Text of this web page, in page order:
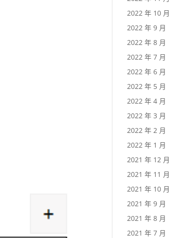
2022 年 10 月
2022 年 9 月
2022 年 8 月
2022 年 7 月
2022 年 6 月
2022 年 5 月
2022 年 4 月
2022 年 3 月
2022 年 2 月
2022 年 1 月
2021 年 12 月
2021 年 11 月
2021 年 10 月
2021 年 9 月
2021 年 8 月
2021 年 7 月